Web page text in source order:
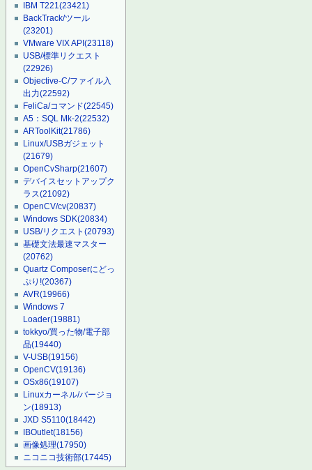
IBM T221(23421)
BackTrack/ツール
(23201)
VMware VIX API(23118)
USB/標準リクエスト
(22926)
Objective-C/ファイル入
出力(22592)
FeliCa/コマンド(22545)
A5：SQL Mk-2(22532)
ARToolKit(21786)
Linux/USBガジェット
(21679)
OpenCvSharp(21607)
デバイスセットアップク
ラス(21092)
OpenCV/cv(20837)
Windows SDK(20834)
USB/リクエスト(20793)
基礎文法最速マスター
(20762)
Quartz Composerにどっ
ぷり!(20367)
AVR(19966)
Windows 7
Loader(19881)
tokkyo/買った物/電子部
品(19440)
V-USB(19156)
OpenCV(19136)
OSx86(19107)
Linuxカーネル/バージョ
ン(18913)
JXD S5110(18442)
IBOutlet(18156)
画像処理(17950)
ニコニコ技術部(17445)